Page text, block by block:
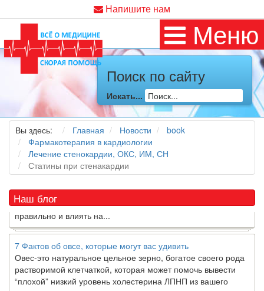
Напишите нам
Меню
Поиск по сайту
Искать...
Вы здесь: Главная Новости
book
Фармакотерапия в кардиологии
Лечение стенокардии, ОКС, ИМ, СН
Статины при стенакардии
Наш блог
Как я заболел во время локдауна?
Это странная ситуация: вы соблюдали все меры
предосторожности COVID-19 (вы почти все время дома),
но, тем не менее, вы каким-то образом простудились. Вы
можете задаться...
5 причин обратить внимание на средиземноморскую диету
Какдиетолог, я вижу, что многие причудливые диеты
из них это скорее наказание, чем способ питаться
правильно и влиять на...
7 Фактов об овсе, которые могут вас удивить
Овес-это натуральное цельное зерно, богатое своего рода
растворимой клетчаткой, которая может помочь вывести
“плохой” низкий уровень холестерина ЛПНП из вашего
организма....